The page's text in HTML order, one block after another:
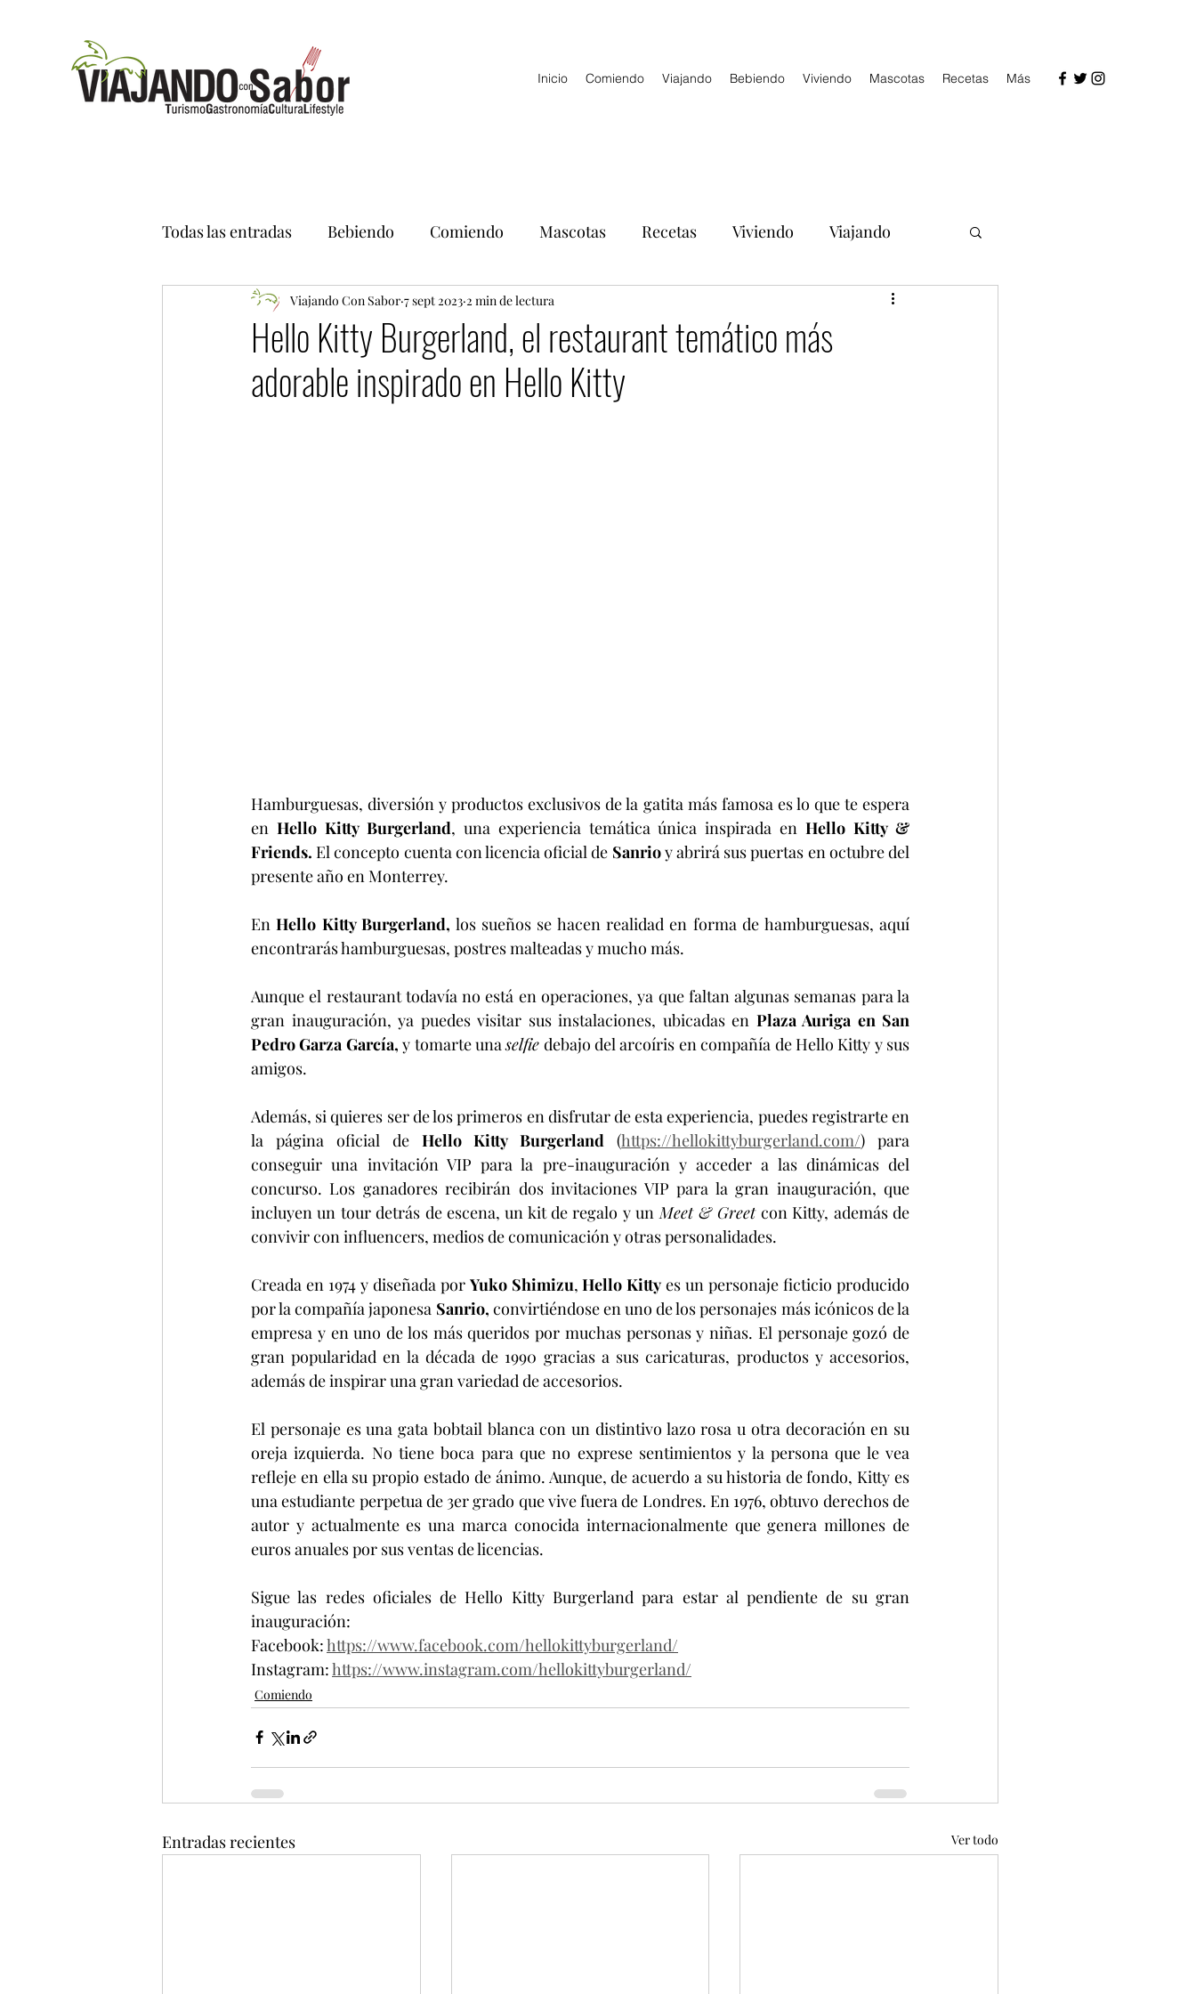
Inicio Comiendo Viajando Bebiendo Viviendo Mascotas Recetas Más
Todas las entradas Bebiendo Comiendo Mascotas Recetas Viviendo Viajando
Hello Kitty Burgerland, el restaurant temático más
adorable inspirado en Hello Kitty
Viajando Con Sabor 7 sept 2023 2 min de lectura
Hamburguesas, diversión y productos exclusivos de la gatita más famosa es lo que te espera
en Hello Kitty Burgerland, una experiencia temática única inspirada en Hello Kitty &
Friends. El concepto cuenta con licencia oficial de Sanrio y abrirá sus puertas en octubre del
presente año en Monterrey.
En Hello Kitty Burgerland, los sueños se hacen realidad en forma de hamburguesas, aquí
encontrarás hamburguesas, postres malteadas y mucho más.
Aunque el restaurant todavía no está en operaciones, ya que faltan algunas semanas para la
gran inauguración, ya puedes visitar sus instalaciones, ubicadas en Plaza Auriga en San
Pedro Garza García, y tomarte una selfie debajo del arcoíris en compañía de Hello Kitty y sus
amigos.
Además, si quieres ser de los primeros en disfrutar de esta experiencia, puedes registrarte en
la página oficial de Hello Kitty Burgerland (https://hellokittyburgerland.com/) para
conseguir una invitación VIP para la pre-inauguración y acceder a las dinámicas del
concurso. Los ganadores recibirán dos invitaciones VIP para la gran inauguración, que
incluyen un tour detrás de escena, un kit de regalo y un Meet & Greet con Kitty, además de
convivir con influencers, medios de comunicación y otras personalidades.
Creada en 1974 y diseñada por Yuko Shimizu, Hello Kitty es un personaje ficticio producido
por la compañía japonesa Sanrio, convirtiéndose en uno de los personajes más icónicos de la
empresa y en uno de los más queridos por muchas personas y niñas. El personaje gozó de
gran popularidad en la década de 1990 gracias a sus caricaturas, productos y accesorios,
además de inspirar una gran variedad de accesorios.
El personaje es una gata bobtail blanca con un distintivo lazo rosa u otra decoración en su
oreja izquierda. No tiene boca para que no exprese sentimientos y la persona que le vea
refleje en ella su propio estado de ánimo. Aunque, de acuerdo a su historia de fondo, Kitty es
una estudiante perpetua de 3er grado que vive fuera de Londres. En 1976, obtuvo derechos de
autor y actualmente es una marca conocida internacionalmente que genera millones de
euros anuales por sus ventas de licencias.
Sigue las redes oficiales de Hello Kitty Burgerland para estar al pendiente de su gran
inauguración:
Facebook: https://www.facebook.com/hellokittyburgerland/
Instagram: https://www.instagram.com/hellokittyburgerland/
Comiendo
Entradas recientes Ver todo